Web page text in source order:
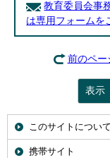
教育委員会事
は専用フォームを
前のペー
表示
このサイトについて
携帯サイト